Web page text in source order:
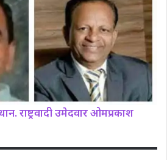
राष्ट्रवादी उमेदवार ओमप्रकाश